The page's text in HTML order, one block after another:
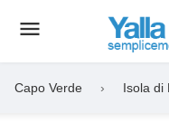
Toggle
menu
Capo Verde › Isola di